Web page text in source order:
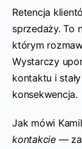
Retencja
sprzedaży. To
którym
Wystarczy
kontaktu i
konsekwencja.
Jak mówi
kontakcie—